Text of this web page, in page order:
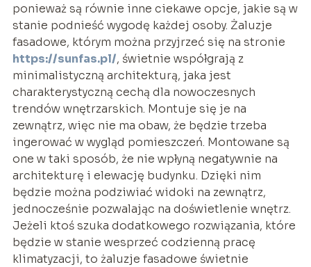
ponieważ są równie inne ciekawe opcje, jakie są w
stanie podnieść wygodę każdej osoby. Żaluzje
fasadowe, którym można przyjrzeć się na stronie
https://sunfas.pl/, świetnie współgrają z
minimalistyczną architekturą, jaka jest
charakterystyczną cechą dla nowoczesnych
trendów wnętrzarskich. Montuje się je na
zewnątrz, więc nie ma obaw, że będzie trzeba
ingerować w wygląd pomieszczeń. Montowane są
one w taki sposób, że nie wpłyną negatywnie na
architekturę i elewację budynku. Dzięki nim
będzie można podziwiać widoki na zewnątrz,
jednocześnie pozwalając na doświetlenie wnętrz.
Jeżeli ktoś szuka dodatkowego rozwiązania, które
będzie w stanie wesprzeć codzienną pracę
klimatyzacji, to żaluzje fasadowe świetnie